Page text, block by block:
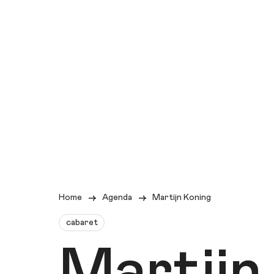
Home Agenda Martijn Koning
cabaret